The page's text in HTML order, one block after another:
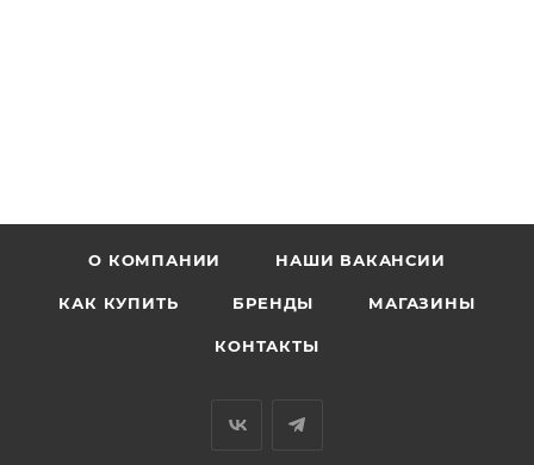
О КОМПАНИИ НАШИ ВАКАНСИИ
КАК КУПИТЬ БРЕНДЫ МАГАЗИНЫ
КОНТАКТЫ